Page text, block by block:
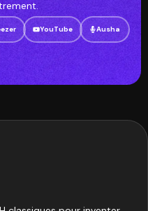
YouTube Ausha